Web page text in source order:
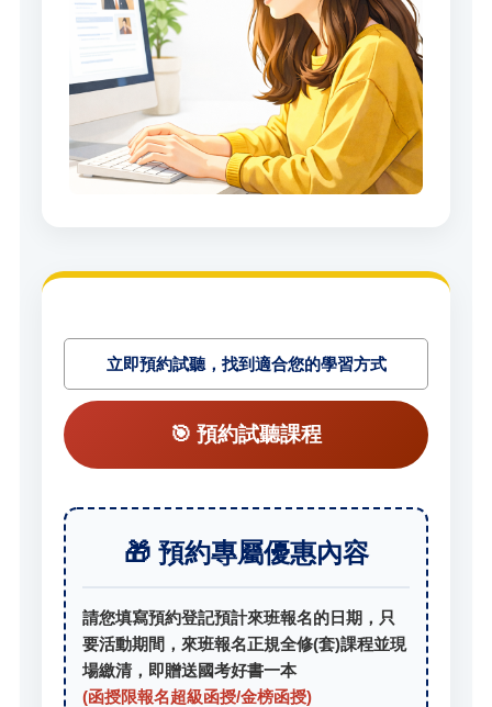
立即預約試聽，找到適合您的學習方式
🎯 預約試聽課程
🎁 預約專屬優惠內容
請您填寫預約登記預計來班報名的日期，只
要活動期間，來班報名正規全修(套)課程並現
場繳清，即贈送國考好書一本
(函授限報名超級函授/金榜函授)